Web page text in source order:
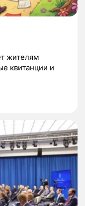
жителям
квитанции и